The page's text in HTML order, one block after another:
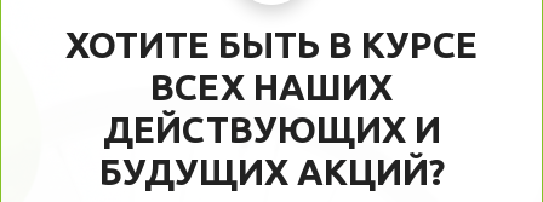
ХОТИТЕ БЫТЬ В КУРСЕ
ВСЕХ НАШИХ
ДЕЙСТВУЮЩИХ И
БУДУЩИХ АКЦИЙ?